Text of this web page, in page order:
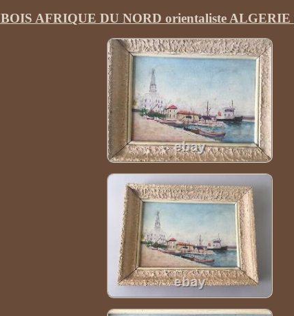
AFRIQUE DU NORD orientaliste ALGERIE